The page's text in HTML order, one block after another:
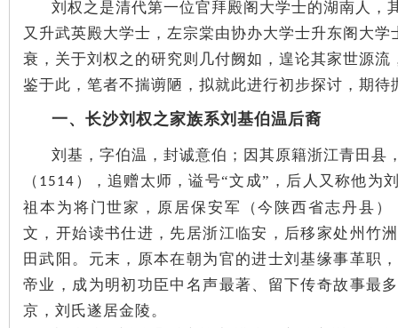
刘权之是清代第一位官拜殿阁大学士的湖南人，
又升武英殿大学士，左宗棠由协办大学士升东阁大
衰，关于刘权之的研究则几付阙如，遑论其家世源
鉴于此，笔者不揣谫陋，拟就此进行初步探讨，期待
一、长沙刘权之家族系刘基伯温后裔
刘基，字伯温，封诚意伯；因其原籍浙江青田县
（ 1514 ），追赠太师，谥号“文成”，后人又称他为
祖本为将门世家，原居保安军（今陕西省志丹县
文，开始读书仕进，先居浙江临安，后移家处州竹
田武阳。元末，原本在朝为官的进士刘基缘事革职
帝业，成为明初功臣中名声最著、留下传奇故事最
京，刘氏遂居金陵。